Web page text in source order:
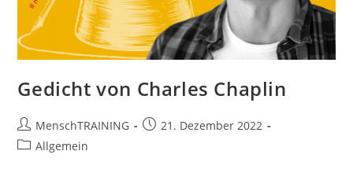
Gedicht von Charles Chaplin
Beitrags-
Autor:
MenschTRAINING
Beitrag21. Dezember 2022
Beitrags-
Allgemein